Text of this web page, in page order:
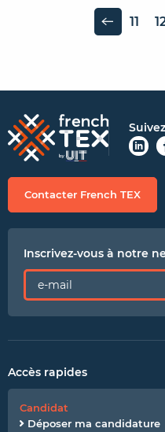
Page précédente 11
Contacter French TEX
Inscrivez-vous à notre
Accès rapides
Candidat
Déposer ma candidature